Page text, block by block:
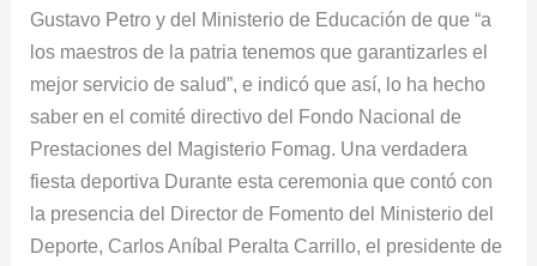
Gustavo Petro y del Ministerio de Educación de que “a
los maestros de la patria tenemos que garantizarles el
mejor servicio de salud”, e indicó que así, lo ha hecho
saber en el comité directivo del Fondo Nacional de
Prestaciones del Magisterio Fomag. Una verdadera
fiesta deportiva Durante esta ceremonia que contó con
la presencia del Director de Fomento del Ministerio del
Deporte, Carlos Aníbal Peralta Carrillo, el presidente de